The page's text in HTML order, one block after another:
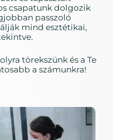
csapatunk dolgozik
passzoló
mind esztétikai,
törekszünk és a Te
a számunkra!